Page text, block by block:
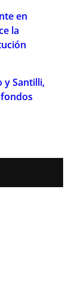
en
la
y Santilli,